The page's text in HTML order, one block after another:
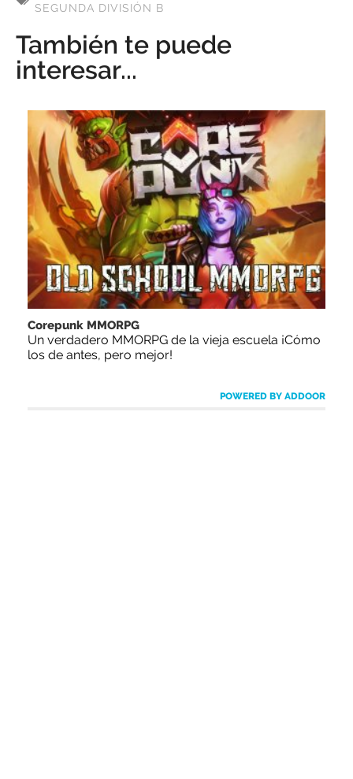
SEGUNDA DIVISIÓN B
También te puede
interesar...
Corepunk MMORPG
Un verdadero MMORPG de la vieja escuela ¡Cómo
los de antes, pero mejor!
POWERED BY ADDOOR